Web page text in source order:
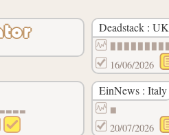
Deadstack : UK
16/06/2026
EinNews : Italy
▆
20/07/2026